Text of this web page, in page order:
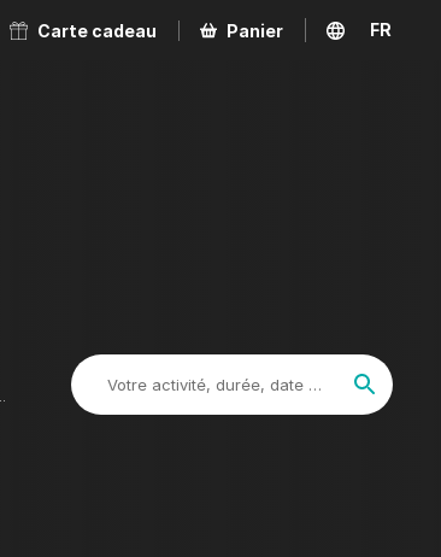
Votre activité, durée, date …
Carte cadeau Panier
FR